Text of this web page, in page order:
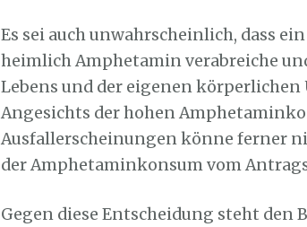
Es sei auch unwahrscheinlich, dass
heimlich Amphetamin verabreiche
Lebens und der eigenen
Angesichts der hohen
Ausfallerscheinungen könne ferner
der Amphetaminkonsum vom
Gegen diese Entscheidung steht den